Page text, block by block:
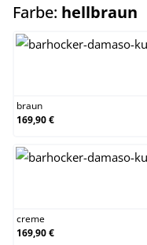
Farbe: hellbraun
braun
169,90 €
creme
169,90 €